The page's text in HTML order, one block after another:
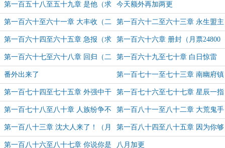
就在此刻（求月票） 起（月票23300加更 求月票）
第一百五十八至五十九章 是他（求
月票）
今天额外再加两更
第一百六十至六十一章 大丰收（二
合一章节 求月票）
第一百六十二至六十三章 永生盟主
真实身份（二合一章节 求月票）
第一百六十四至六十五章 急报（求
月票）
第一百六十六章 册封（月票24800
加更）
第一百六十七至六十八章 回归（二
合一章节 求月票）
第一百六十九至七十章 白日惊雷
（感谢“潇洒拐子”盟主打赏 二合一
章节）
番外出来了 第一百七十一至七十三章 南幽府镇
守使（三合一 感谢“路过不谢”盟主
打赏）
第一百七十四至七十五章 外强中干
（二合一章节 求月票）
第一百七十六至七十七章 星辰一指
（月票28300-9300加更 二合一 ）
第一百七十八至八十章 人族纷争不
容妖邪插手（三合一章节 求月票）
第一百八十一至八十二章 大荒鬼手
（二合一章节 求月票）
第一百八十三章 沈大人来了！（月
票33300加更 求月票）
第一百八十四至八十五章 因为你够
强（二合一章节 求月票）
第一百八十六至八十七章 你说你是 八月加更